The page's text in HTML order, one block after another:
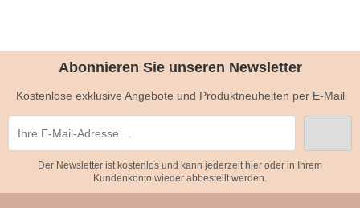
Abonnieren Sie unseren Newsletter
Kostenlose exklusive Angebote und Produktneuheiten per E-Mail
Der Newsletter ist kostenlos und kann jederzeit hier oder in Ihrem
Kundenkonto wieder abbestellt werden.